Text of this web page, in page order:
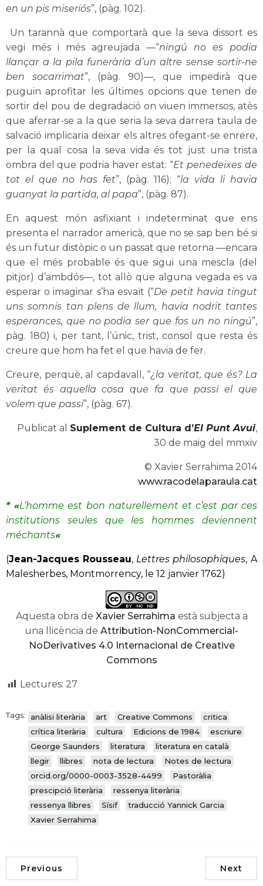
en un pis miseriós”, (pàg. 102).
Un tarannà que comportarà que la seva dissort es
vegi més i més agreujada —“ningú no es podia
llançar a la pila funerària d’un altre sense sortir-ne
ben socarrimat”, (pàg. 90)—, que impedirà que
puguin aprofitar les últimes opcions que tenen de
sortir del pou de degradació on viuen immersos, atès
que aferrar-se a la que seria la seva darrera taula de
salvació implicaria deixar els altres ofegant-se enrere,
per la qual cosa la seva vida és tot just una trista
ombra del que podria haver estat: “Et penedeixes de
tot el que no has fet”, (pàg. 116); “la vida li havia
guanyat la partida, al papa”, (pàg. 87).
En aquest món asfixiant i indeterminat que ens
presenta el narrador americà, que no se sap ben bé si
és un futur distòpic o un passat que retorna —encara
que el més probable és que sigui una mescla (del
pitjor) d’ambdós—, tot allò que alguna vegada es va
esperar o imaginar s’ha esvaït (“De petit havia tingut
uns somnis tan plens de llum, havia nodrit tantes
esperances, que no podia ser que fos un no ningú”,
pàg. 180) i, per tant, l’únic, trist, consol que resta és
creure que hom ha fet el que havia de fer.
Creure, perquè, al capdavall, “¿la veritat, que és? La
veritat és aquella cosa que fa que passi el que
volem que passi”, (pàg. 67).
Publicat al Suplement de Cultura d’El Punt Avui,
30 de maig del mmxiv
© Xavier Serrahima 2014
www.racodelaparaula.cat
* «L’homme est bon naturellement et c’est par ces
institutions seules que les hommes deviennent
méchants«
(Jean-Jacques Rousseau, Lettres philosophiques, A
Malesherbes, Montmorrency, le 12 janvier 1762)
Aquesta obra de Xavier Serrahima està subjecta a
una llicència de Attribution-NonCommercial-
NoDerivatives 4.0 Internacional de Creative
Commons
Lectures: 27
Tags: anàlisi literària art Creative Commons
critica
crítica literària
cultura Edicions de 1984
escriure
George Saunders
literatura
literatura en català
llegir
llibres nota de lectura
Notes de lectura
orcid.org/0000-0003-3528-4499
Pastoràlia
prescipció literària
ressenya literària
ressenya llibres
Sísif
traducció Yannick Garcia
Xavier Serrahima
Previous Next